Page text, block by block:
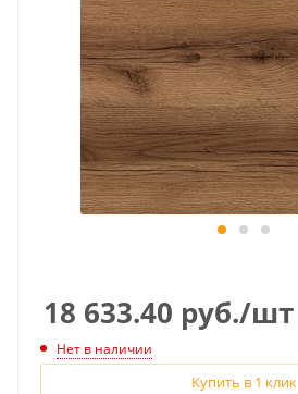
18 633.40 руб./шт
Нет в наличии
Купить в 1 клик